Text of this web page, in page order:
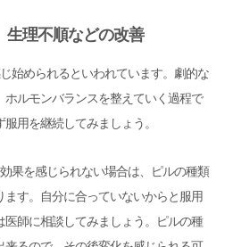
生理不順などの改善
始められるといわれています。劇的な
ルモンバランスを整えていく過程で
用を継続してみましょう。
果を感じられない場合は、ピルの種類
す。自分に合っていないからと服用
師に相談してみましょう。ピルの種